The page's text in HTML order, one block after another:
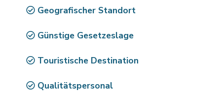
Geografischer Standort
Günstige Gesetzeslage
Touristische Destination
Qualitätspersonal